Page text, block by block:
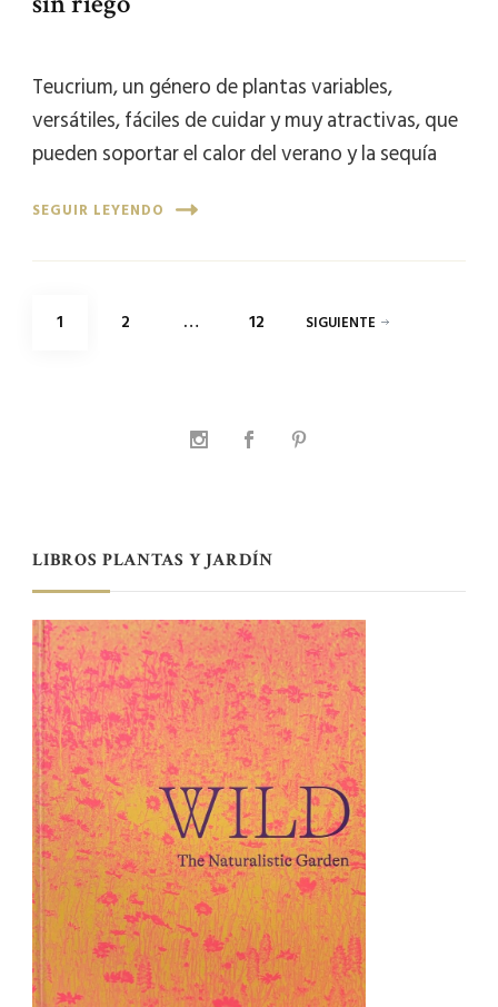
Teucrium, un género de plantas variables,
versátiles, fáciles de cuidar y muy atractivas, que
pueden soportar el calor del verano y la sequía
SEGUIR LEYENDO
Paginación
PÁGINA
1 PÁGINA
2 … PÁGINA
12 SIGUIENTE
LIBROS PLANTAS Y JARDÍN